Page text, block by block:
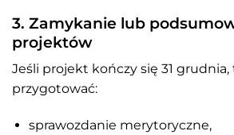
3. Zamykanie lub
projektów
Jeśli projekt kończy się 31 grudnia,
przygotować:
sprawozdanie merytoryczne,